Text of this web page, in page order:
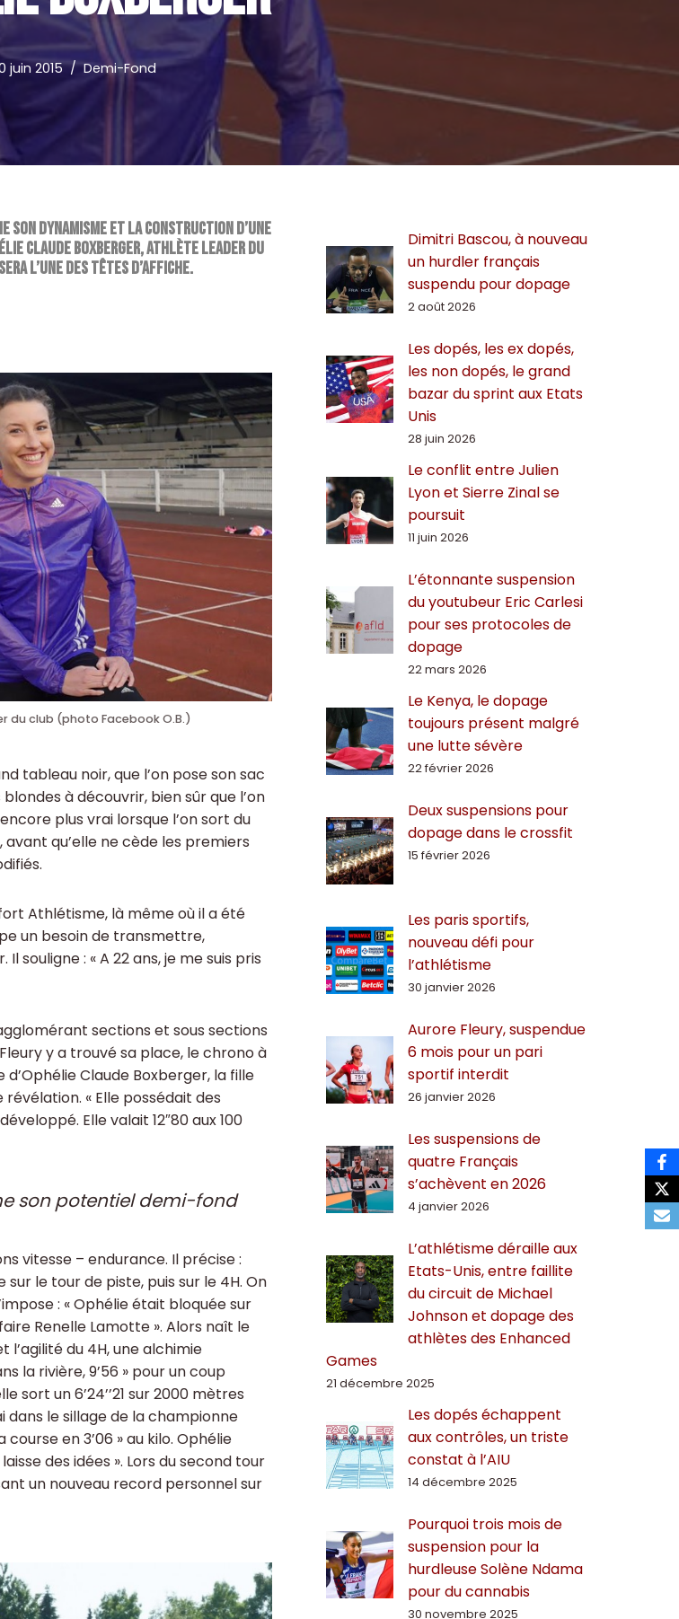
juin 2015 Demi-Fond
dynamisme et la construction d’une
Claude Boxberger, athlète leader du
l’une des têtes d’affiche.
du club (photo Facebook O.B.)
tableau noir, que l’on pose son sac
à découvrir, bien sûr que l’on
plus vrai lorsque l’on sort du
qu’elle ne cède les premiers
Athlétisme, là même où il a été
un besoin de transmettre,
: « A 22 ans, je me suis pris
sections et sous sections
y a trouvé sa place, le chrono à
Claude Boxberger, la fille
« Elle possédait des
Elle valait 12″80 aux 100
son potentiel demi-fond
vitesse – endurance. Il précise :
sur le tour de piste, puis sur le 4H. On
: « Ophélie était bloquée sur
Renelle Lamotte ». Alors naît le
l’agilité du 4H, une alchimie
la rivière, 9’56 » pour un coup
sort un 6’24’’21 sur 2000 mètres
dans le sillage de la championne
en 3’06 » au kilo. Ophélie
des idées ». Lors du second tour
un nouveau record personnel sur
Dimitri Bascou, à nouveau
un hurdler français
suspendu pour dopage
2 août 2026
Les dopés, les ex dopés,
les non dopés, le grand
bazar du sprint aux Etats
Unis
28 juin 2026
Le conflit entre Julien
Lyon et Sierre Zinal se
poursuit
11 juin 2026
L’étonnante suspension
du youtubeur Eric Carlesi
pour ses protocoles de
dopage
22 mars 2026
Le Kenya, le dopage
toujours présent malgré
une lutte sévère
22 février 2026
Deux suspensions pour
dopage dans le crossfit
15 février 2026
Les paris sportifs,
nouveau défi pour
l’athlétisme
30 janvier 2026
Aurore Fleury, suspendue
6 mois pour un pari
sportif interdit
26 janvier 2026
Les suspensions de
quatre Français
s’achèvent en 2026
4 janvier 2026
L’athlétisme déraille aux
Etats-Unis, entre faillite
du circuit de Michael
Johnson et dopage des
athlètes des Enhanced
Games
21 décembre 2025
Les dopés échappent
aux contrôles, un triste
constat à l’AIU
14 décembre 2025
Pourquoi trois mois de
suspension pour la
hurdleuse Solène Ndama
pour du cannabis
30 novembre 2025